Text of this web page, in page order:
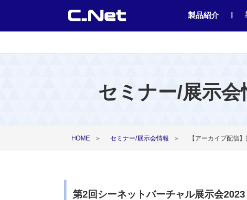
製品紹介 |
セミナー/展示会
HOME ＞ セミナー/展示会情報 ＞ 【アーカイブ配信
第2回シーネットバーチャル展示会2023